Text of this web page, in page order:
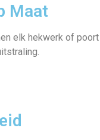
Maat
elk hekwerk of poort